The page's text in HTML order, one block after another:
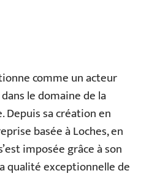
comme un acteur
le domaine de la
Depuis sa création en
basée à Loches, en
imposée grâce à son
qualité exceptionnelle de